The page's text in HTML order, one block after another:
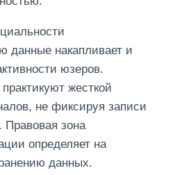
данные накапливает и
юзеров.
жесткой
не фиксируя записи
Правовая зона
определяет на
данных.